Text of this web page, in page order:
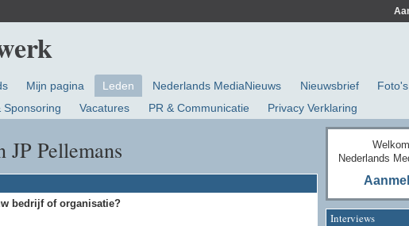
Mijn pagina Leden Nederlands MediaNieuws Nieuwsbrief Foto's
Sponsoring Vacatures PR & Communicatie Privacy Verklaring
JP Pellemans
bedrijf of organisatie?
Nederlands
Interviews